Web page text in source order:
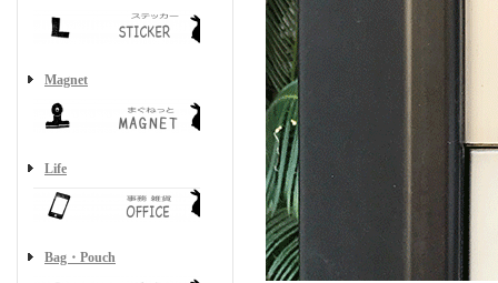
Magnet
Life
Bag・Pouch